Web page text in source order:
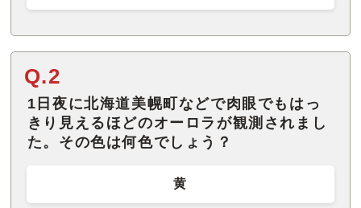
Q.2
1日夜に北海道美幌町などで肉眼でもはっ
きり見えるほどのオーロラが観測されまし
た。その色は何色でしょう？
黄